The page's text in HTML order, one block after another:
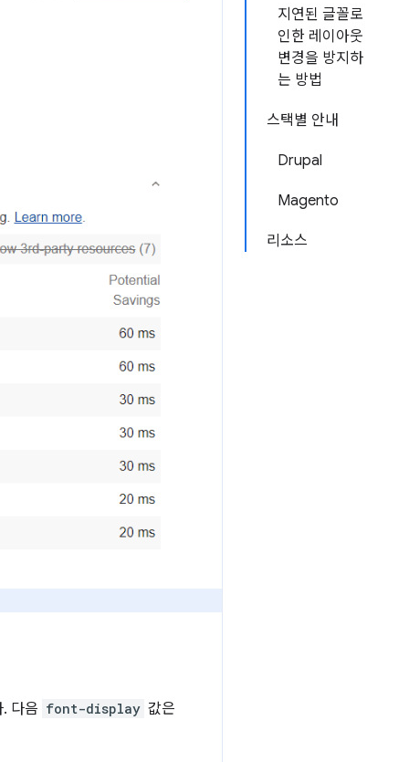
지연된 글꼴로
인한 레이아웃
변경을 방지하
는 방법
스택별 안내
Drupal
Magento
리소스
다음 font-display 값은